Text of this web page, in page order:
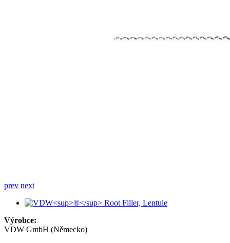
prev next
Výrobce:
VDW GmbH (Německo)